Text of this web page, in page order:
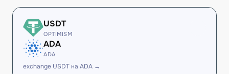
USDT
OPTIMISM
ADA
ADA
exchange USDT на ADA →